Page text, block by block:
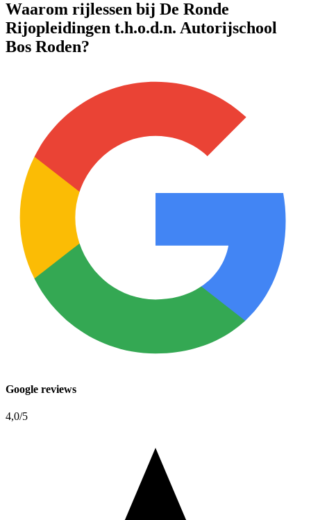
Waarom rijlessen bij De Ronde
Rijopleidingen t.h.o.d.n. Autorijschool
Bos Roden?
Google reviews
4,0/5